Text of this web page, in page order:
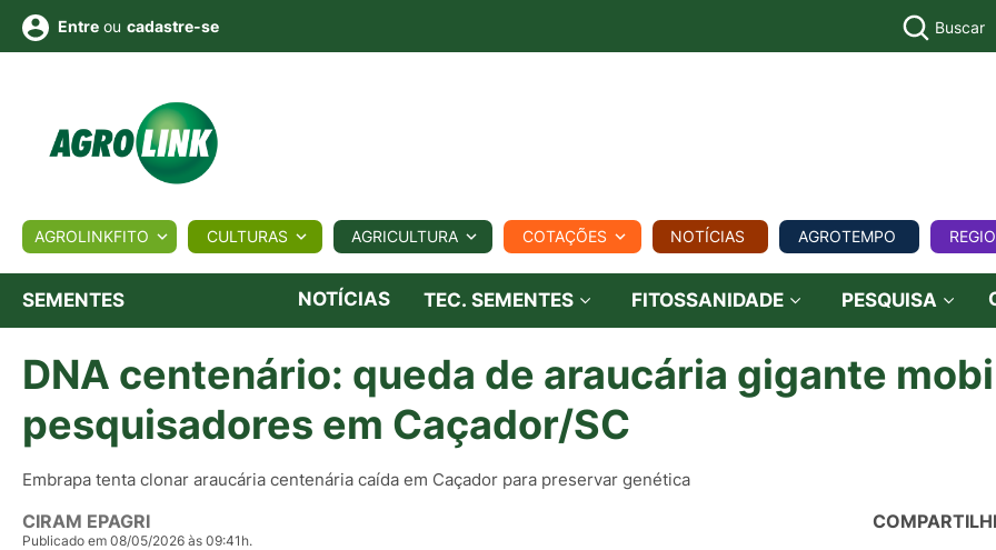
BIOLÓGICOS COTAÇÕES NOTÍCIAS AGROTEMPO REGIONAL COMERCIAL AGROVIAGENS
Conversor Colunistas Eventos
Vídeos
Entre ou cadastre-se Buscar
AGROLINKFITO CULTURAS AGRICULTURA COTAÇÕES NOTÍCIAS AGROTEMPO
SEMENTES NOTÍCIAS TEC. SEMENTES FITOSSANIDADE PESQUISA
DNA centenário: queda de araucária gigante
pesquisadores em Caçador/SC
Embrapa tenta clonar araucária centenária caída em Caçador para preservar genética
CIRAM EPAGRI
Publicado em 08/05/2026 às 09:41h.